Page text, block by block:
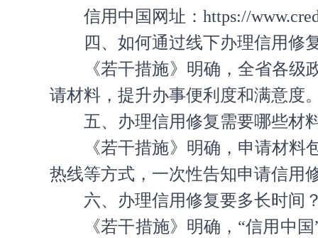
信用中国网址：https://
四、如何通过线下办理信用修
《若干措施》明确，全省各
请材料，提升办事便利度和满意度
五、办理信用修复需要哪些材
《若干措施》明确，申请材
热线等方式，一次性告知申请信用
六、办理信用修复要多长时间
《若干措施》明确，“信用中